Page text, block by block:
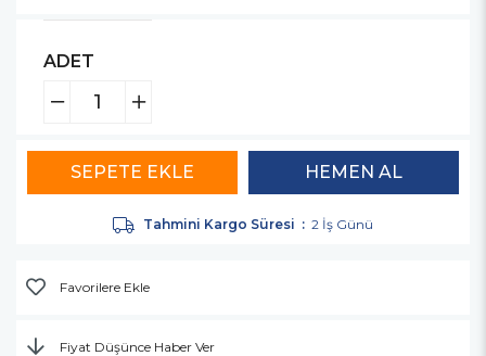
ADET
Tahmini Kargo Süresi : 2 İş Günü
Favorilere Ekle
Fiyat Düşünce Haber Ver